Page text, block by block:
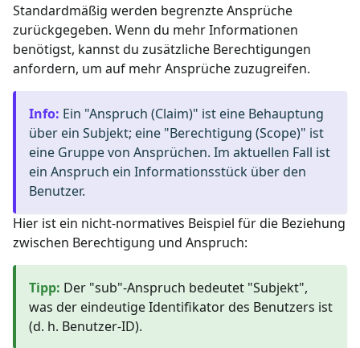
Standardmäßig werden begrenzte Ansprüche
zurückgegeben. Wenn du mehr Informationen
benötigst, kannst du zusätzliche Berechtigungen
anfordern, um auf mehr Ansprüche zuzugreifen.
Info: Ein "Anspruch (Claim)" ist eine Behauptung
über ein Subjekt; eine "Berechtigung (Scope)" ist
eine Gruppe von Ansprüchen. Im aktuellen Fall ist
ein Anspruch ein Informationsstück über den
Benutzer.
Hier ist ein nicht-normatives Beispiel für die Beziehung
zwischen Berechtigung und Anspruch:
Tipp: Der "sub"-Anspruch bedeutet "Subjekt",
was der eindeutige Identifikator des Benutzers ist
(d. h. Benutzer-ID).